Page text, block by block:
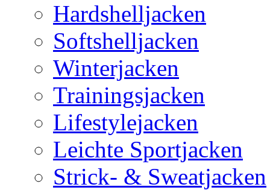
Hardshelljacken
Softshelljacken
Winterjacken
Trainingsjacken
Lifestylejacken
Leichte Sportjacken
Strick- & Sweatjacken